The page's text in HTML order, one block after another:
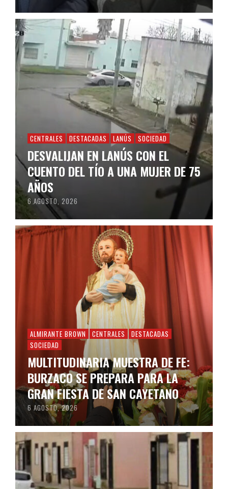
CENTRALES DESTACADAS LANÚS SOCIEDAD
DESVALIJAN EN LANÚS CON EL
CUENTO DEL TÍO A UNA MUJER DE 75
AÑOS
6 AGOSTO, 2026
ALMIRANTE BROWN CENTRALES
DESTACADAS
SOCIEDAD
MULTITUDINARIA MUESTRA DE FE:
BURZACO SE PREPARA PARA LA
GRAN FIESTA DE SAN CAYETANO
6 AGOSTO, 2026